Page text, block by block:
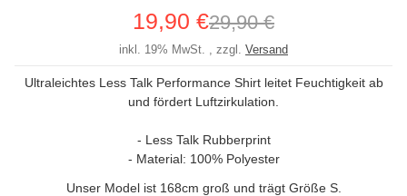
19,90 €29,90 €
inkl. 19% MwSt. , zzgl. Versand
Ultraleichtes Less Talk Performance Shirt leitet Feuchtigkeit ab
und fördert Luftzirkulation.
- Less Talk Rubberprint
- Material: 100% Polyester
Unser Model ist 168cm groß und trägt Größe S.